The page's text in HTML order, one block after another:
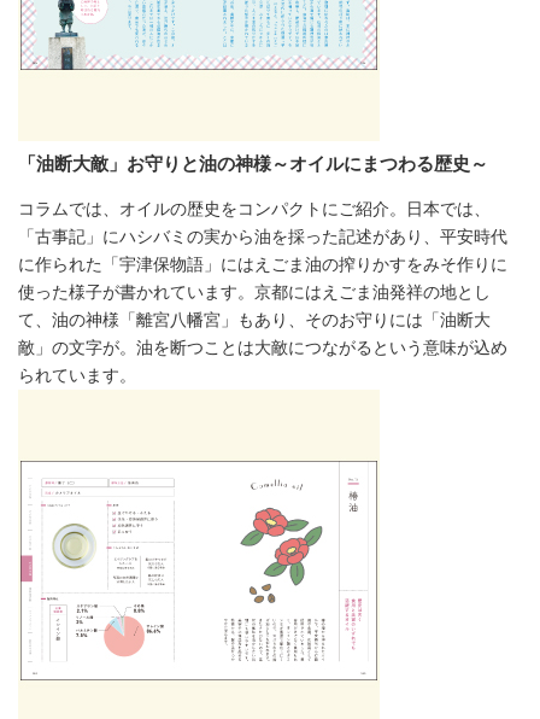
「油断大敵」お守りと油の神様～オイルにまつわる歴史～
コラムでは、オイルの歴史をコンパクトにご紹介。日本では、
「古事記」にハシバミの実から油を採った記述があり、平安時代
に作られた「宇津保物語」にはえごま油の搾りかすをみそ作りに
使った様子が書かれています。京都にはえごま油発祥の地とし
て、油の神様「離宮八幡宮」もあり、そのお守りには「油断大
敵」の文字が。油を断つことは大敵につながるという意味が込め
られています。